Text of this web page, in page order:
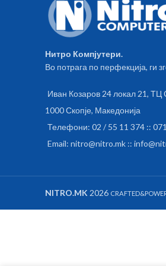
music and podcasts.
DESIGN The Omega
headset is made of high
on the outside.
SPECIFICATIONS
A2DP, AVRCP Battery
Chipset: BK V5.0+EDR
hours Charging Time:
Нитро Компјутери.
Во потрага по перфекција, ги
Иван Козаров 24 локал 21,
1000 Скопје, Македонија
Телефони: 02 / 55 11 374 ::
Email: nitro@nitro.mk ::
NITRO.MK 2026